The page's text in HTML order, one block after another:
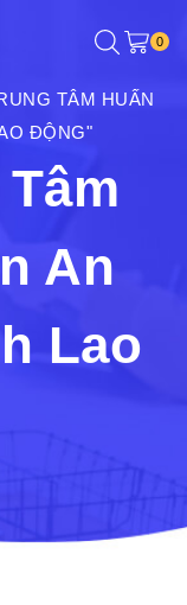
0
TÂM HUẤN
ĐỘNG"
An
Lao